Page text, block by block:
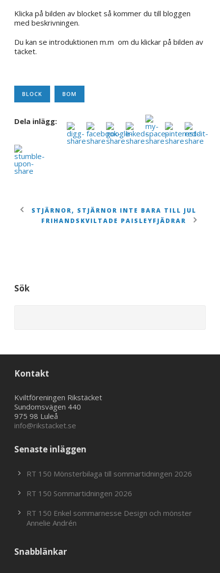
Klicka på bilden av blocket så kommer du till bloggen
med beskrivningen.
Du kan se introduktionen m.m om du klickar på bilden av
täcket.
BLOCK BOM
Dela inlägg:
STJÄRNOR, STJÄRNOR INTE BARA TILL JUL
FRIHANDSKVILTADE PAISLEYFJÄDRAR
Sök
Kontakt
Kviltföreningen Rikstäcket
Sundomsvägen 440
975 98 Luleå
info@rikstacket.se
Senaste inläggen
RT 150 Mönsterbilaga till sommartidningen 2026
RT 150 Sommartidningen 2026
RT 150 Enkel sommarnesse Design och mönster
Annelie Andrén
Snabblänkar